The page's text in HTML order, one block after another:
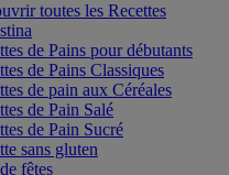
toutes les Recettes
de Pains pour débutants
de Pains Classiques
de pain aux Céréales
de Pain Salé
de Pain Sucré
sans gluten
fêtes